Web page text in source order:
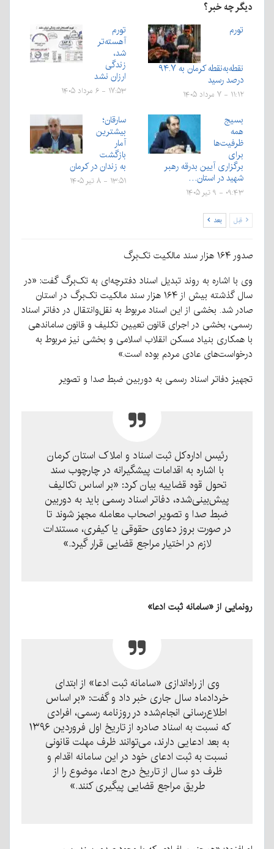
دیگر چه خبر؟
تورم
نقطه‌به‌نقطه کرمان به ۹۴.۷
درصد رسید
۱۱:۱۲ - ۷ مرداد ۱۴۰۵
تورم
آهسته‌تر
شد،
زندگی
ارزان نشد
۱۷:۵۳ - ۶ مرداد ۱۴۰۵
بسیج
همه
ظرفیت‌ها
برای
برگزاری آیین بدرقه رهبر
شهید در استان…
۰۹:۴۳ - ۹ تیر ۱۴۰۵
سارقان؛
بیشترین
آمار
بازگشت
به زندان در کرمان
۱۳:۵۱ - ۸ تیر ۱۴۰۵
قبل بعد
صدور ۱۶۴ هزار سند مالکیت تک‌برگ
وی با اشاره به روند تبدیل اسناد دفترچه‌ای به تک‌برگ گفت: «در
سال گذشته بیش از ۱۶۴ هزار سند مالکیت تک‌برگ در استان
صادر شد. بخشی از این اسناد مربوط به نقل‌وانتقال در دفاتر اسناد
رسمی، بخشی در اجرای قانون تعیین تکلیف و قانون ساماندهی
با همکاری بنیاد مسکن انقلاب اسلامی و بخشی نیز مربوط به
درخواست‌های عادی مردم بوده است.»
تجهیز دفاتر اسناد رسمی به دوربین ضبط صدا و تصویر
رئیس اداره‌کل ثبت اسناد و املاک استان کرمان
با اشاره به اقدامات پیشگیرانه در چارچوب سند
تحول قوه قضاییه بیان کرد: «بر اساس تکالیف
پیش‌بینی‌شده، دفاتر اسناد رسمی باید به دوربین
ضبط صدا و تصویر اصحاب معامله مجهز شوند تا
در صورت بروز دعاوی حقوقی یا کیفری، مستندات
لازم در اختیار مراجع قضایی قرار گیرد.»
رونمایی از «سامانه ثبت ادعا»
وی از راه‌اندازی «سامانه ثبت ادعا» از ابتدای
خردادماه سال جاری خبر داد و گفت: «بر اساس
اطلاع‌رسانی انجام‌شده در روزنامه رسمی، افرادی
که نسبت به اسناد صادره از تاریخ اول فروردین ۱۳۹۶
به بعد ادعایی دارند، می‌توانند ظرف مهلت قانونی
نسبت به ثبت ادعای خود در این سامانه اقدام و
ظرف دو سال از تاریخ درج ادعا، موضوع را از
طریق مراجع قضایی پیگیری کنند.»